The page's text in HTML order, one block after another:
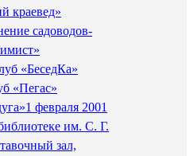
краевед»
садоводов-
«БеседКа»
«Пегас»
1 февраля 2001
им. С. Г.
зал,